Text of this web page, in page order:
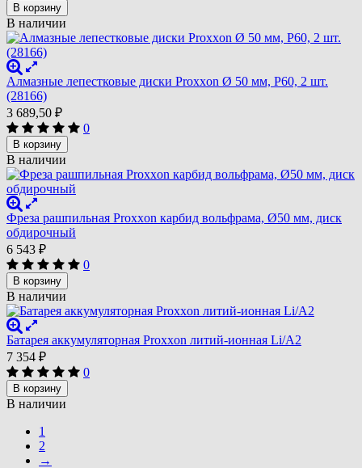
В корзину
В наличии
Алмазные лепестковые диски Proxxon Ø 50 мм, P60, 2 шт.
(28166)
3 689,50 ₽
0
В корзину
В наличии
Фреза рашпильная Proxxon карбид вольфрама, Ø50 мм, диск
обдирочный
6 543 ₽
0
В корзину
В наличии
Батарея аккумуляторная Proxxon литий-ионная Li/A2
7 354 ₽
0
В корзину
В наличии
1
2
→